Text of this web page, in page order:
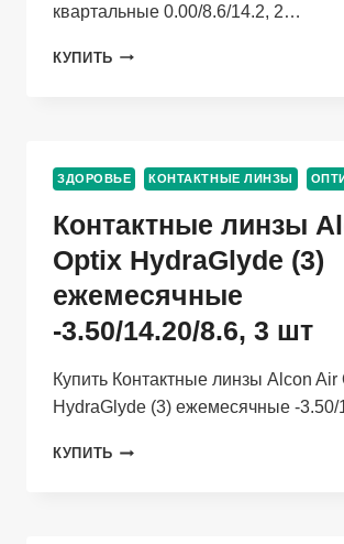
квартальные 0.00/8.6/14.2, 2…
КУПИТЬ НАБОР
МЯГКИЕ/
0.00/8.6/14.2,
2
ШТ
ЗДОРОВЬЕ КОНТАКТНЫЕ ЛИНЗЫ
Контактные линзы
Optix HydraGlyde (3)
ежемесячные
-3.50/14.20/8.6, 3 шт
Купить Контактные линзы Alcon Air
HydraGlyde (3) ежемесячные -
КУПИТЬ КОНТАКТНЫЕ